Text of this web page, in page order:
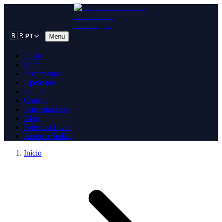
🇧🇷PT Menu
Início
Sobre
Ferramentas
Apoie-nos
Equipe
Contato
Patrocinadores
Blog
Palestina Livre
Apoie o Sudão
Início